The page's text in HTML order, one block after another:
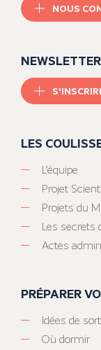
NOUS
NEWSLETTER
LES
L’équipe
Projet
Projets du
Les secrets
Actes
PRÉPARER
Idées de
Où dormir